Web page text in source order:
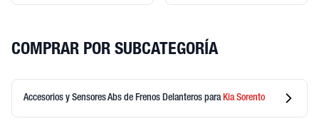
COMPRAR POR SUBCATEGORÍA
Accesorios y Sensores Abs de Frenos Delanteros para KiaSorento